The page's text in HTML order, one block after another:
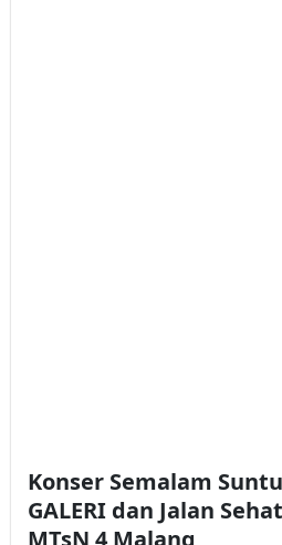
Konser Semalam
GALERI dan Jalan